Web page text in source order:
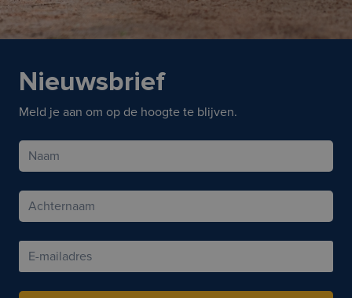
Nieuwsbrief
Meld je aan om op de hoogte te blijven.